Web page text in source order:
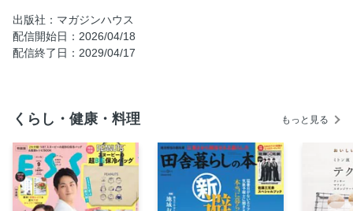
フローラ ユニテ・ダビタシオン 最小限住居
The Makeover Story of a Forest House フィリックス・コ
ンランとエミリー・スミス、奈良の小さな「森の家」ができ
まいのための、コンパクトで便利なインテリア。
出版社：マガジンハウス
配信開始日：2026/04/18
配信終了日：2029/04/17
くらし・健康・料理 もっと見る